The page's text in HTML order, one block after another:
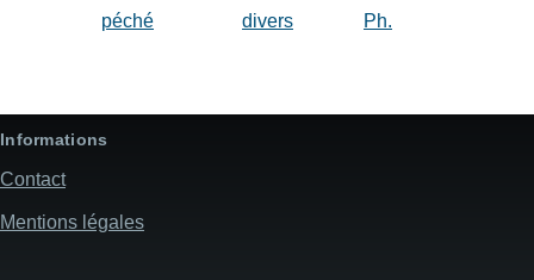
péché
divers
Ph.
Informations
Contact
Mentions légales